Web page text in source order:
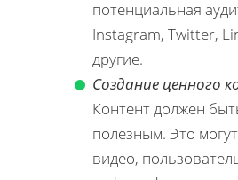
потенциальная
Instagram, Twitter,
другие.
Создание ценного
Контент должен
полезным. Это
видео,